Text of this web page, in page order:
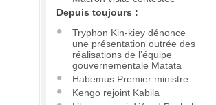
Depuis toujours :
Tryphon Kin-kiey dénonce
une présentation outrée des
réalisations de l’équipe
gouvernementale Matata
Habemus Premier ministre
Kengo rejoint Kabila